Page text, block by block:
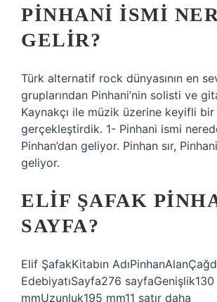
PINHANI ISMI
GELIR?
Türk alternatif rock dünyasının en
gruplarından Pinhani’nin solisti ve
Kaynakçı ile müzik üzerine keyifli
gerçekleştirdik. 1- Pinhani ismi
Pinhan’dan geliyor. Pinhan sır,
geliyor.
ELIF ŞAFAK
SAYFA?
Elif ŞafakKitabın
EdebiyatıSayfa276 sayfaGenişlik130
mmUzunluk195 mm11 satır daha